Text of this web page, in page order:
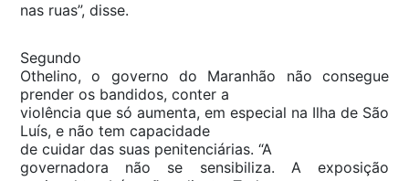
nas ruas”, disse.
Segundo
Othelino, o governo do Maranhão não consegue
prender os bandidos, conter a
violência que só aumenta, em especial na Ilha de São
Luís, e não tem capacidade
de cuidar das suas penitenciárias. “A
governadora não se sensibiliza. A exposição